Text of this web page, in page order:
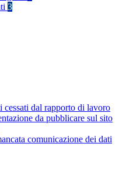
3
cessati dal rapporto di lavoro
da pubblicare sul sito
comunicazione dei dati